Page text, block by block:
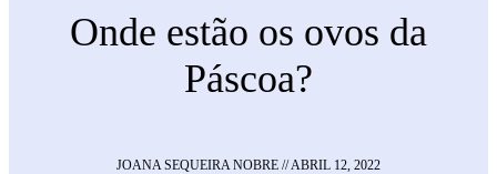
Onde estão os ovos da
Páscoa?
JOANA SEQUEIRA NOBRE //ABRIL 12, 2022